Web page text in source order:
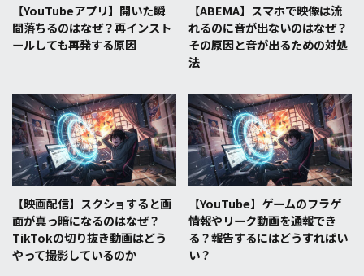
【YouTubeアプリ】開いた瞬
間落ちるのはなぜ？再インスト
ールしても再発する原因
【ABEMA】スマホで映像は流
れるのに音が出ないのはなぜ？
その原因と音が出るための対処
法
【映画配信】スクショすると画
面が真っ暗になるのはなぜ？
TikTokの切り抜き動画はどう
やって撮影しているのか
【YouTube】ゲームのフラゲ
情報やリーク動画を通報でき
る？報告するにはどうすればい
い？